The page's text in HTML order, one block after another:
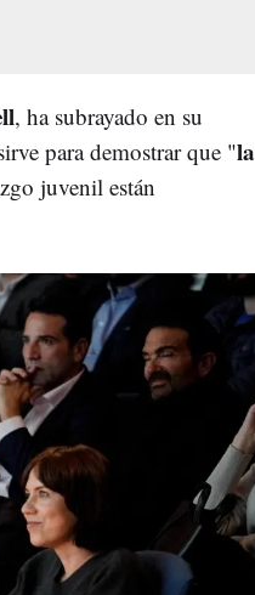
, ha subrayado en su
para demostrar que "la
juvenil están